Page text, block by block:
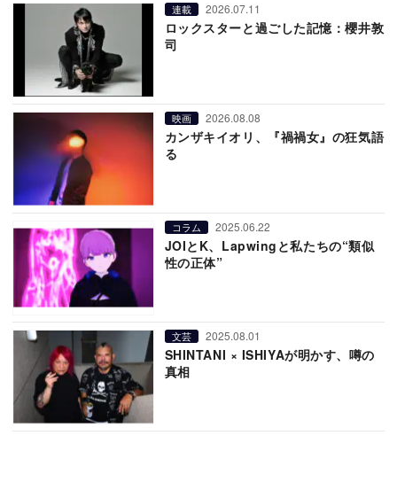
連載 2026.07.11
ロックスターと過ごした記憶：櫻井敦
司
映画 2026.08.08
カンザキイオリ、『禍禍女』の狂気語
る
コラム 2025.06.22
JOIとK、Lapwingと私たちの“類似
性の正体”
文芸 2025.08.01
SHINTANI × ISHIYAが明かす、噂の
真相